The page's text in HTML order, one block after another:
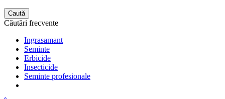
Caută
Căutări frecvente
Ingrasamant
Seminte
Erbicide
Insecticide
Seminte profesionale